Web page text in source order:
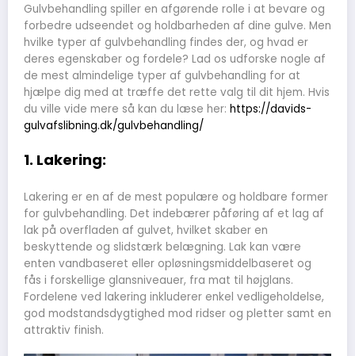
Gulvbehandling spiller en afgørende rolle i at bevare og
forbedre udseendet og holdbarheden af dine gulve. Men
hvilke typer af gulvbehandling findes der, og hvad er
deres egenskaber og fordele? Lad os udforske nogle af
de mest almindelige typer af gulvbehandling for at
hjælpe dig med at træffe det rette valg til dit hjem. Hvis
du ville vide mere så kan du læse her: https://davids-
gulvafslibning.dk/gulvbehandling/
1. Lakering:
Lakering er en af de mest populære og holdbare former
for gulvbehandling. Det indebærer påføring af et lag af
lak på overfladen af gulvet, hvilket skaber en
beskyttende og slidstærk belægning. Lak kan være
enten vandbaseret eller opløsningsmiddelbaseret og
fås i forskellige glansniveauer, fra mat til højglans.
Fordelene ved lakering inkluderer enkel vedligeholdelse,
god modstandsdygtighed mod ridser og pletter samt en
attraktiv finish.